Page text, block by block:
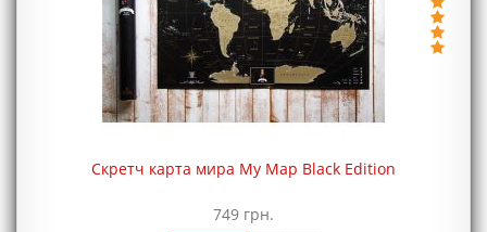
Скретч карта мира My Map Black Edition
749 грн.